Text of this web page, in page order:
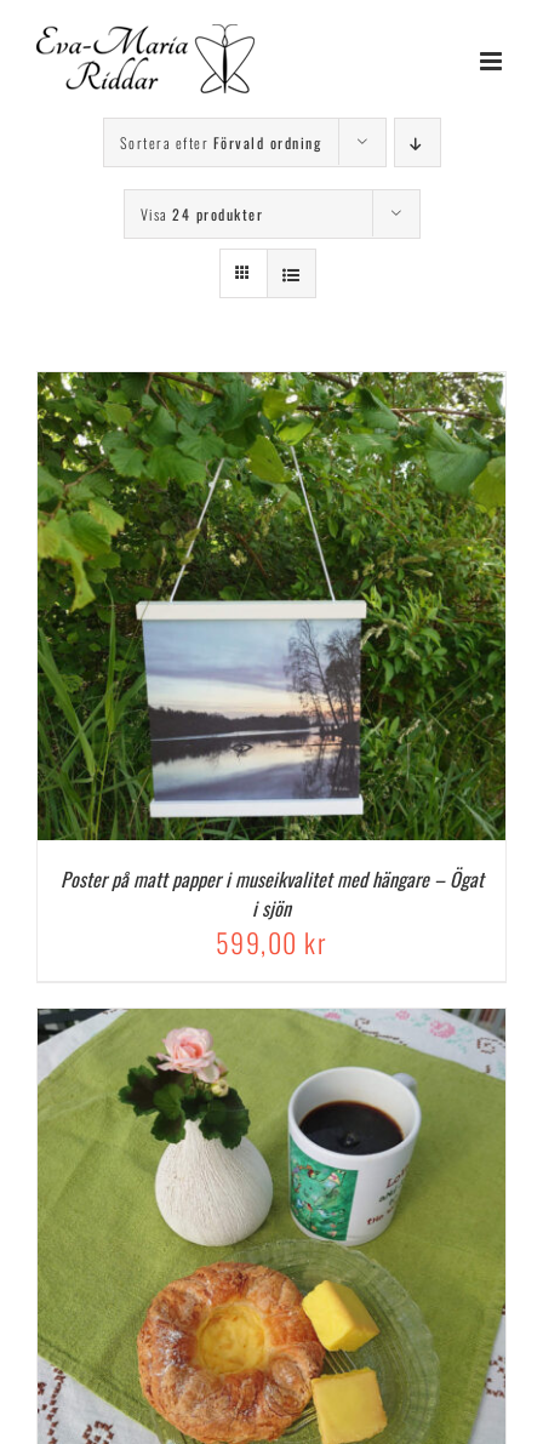
Fortsätt
innehållet
Sortera efter Förvald ordning
Visa 24 produkter
Poster på matt papper i museikvalitet med hängare – Ögat
i sjön
599,00 kr